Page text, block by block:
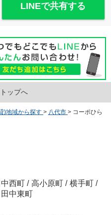
LINEで共有する
ップへ
)地域から探す > 八代市 > コーポひら
中西町 / 高小原町 / 横手町 /
田中東町